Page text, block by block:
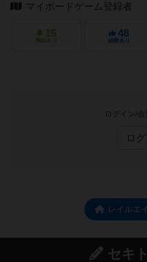
マイボードゲーム登録者
15
興味あり
48
経験あり
ログイン/会
ロ
レイルエ
セキ